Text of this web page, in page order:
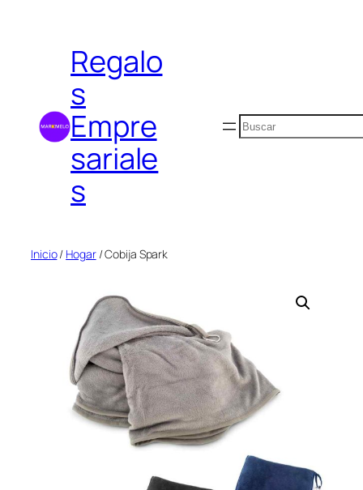
contenidoRegalo
s
Empre
sariale
s
Buscar
Inicio/ Hogar/ Cobija Spark